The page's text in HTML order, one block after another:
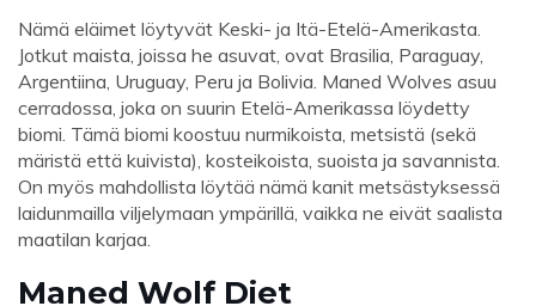
Nämä eläimet löytyvät Keski- ja Itä-Etelä-Amerikasta.
Jotkut maista, joissa he asuvat, ovat Brasilia, Paraguay,
Argentiina, Uruguay, Peru ja Bolivia. Maned Wolves asuu
cerradossa, joka on suurin Etelä-Amerikassa löydetty
biomi. Tämä biomi koostuu nurmikoista, metsistä (sekä
märistä että kuivista), kosteikoista, suoista ja savannista.
On myös mahdollista löytää nämä kanit metsästyksessä
laidunmailla viljelymaan ympärillä, vaikka ne eivät saalista
maatilan karjaa.
Maned Wolf Diet